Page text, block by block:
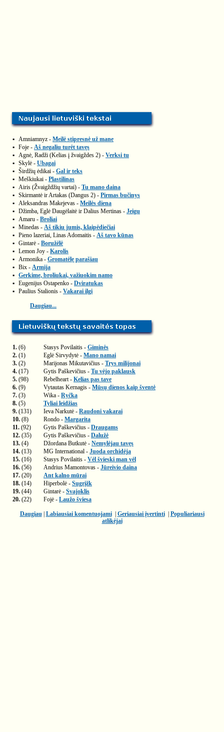
▪ Amniamnyz - Meilė stipresnė už mane
▪ Foje - Aš negaliu turėt tavęs
▪ Agnė, Radži (Kelias į žvaigždes 2) - Verksi tu
▪ Skylė - Ubagai
▪ Širdžių ėdikai - Gal ir teks
▪ Meškiukai - Plastilinas
▪ Airis (Žvaigždžių vartai) - Tu mano daina
▪ Skirmantė ir Artakas (Dangus 2) - Pirmas bučinys
▪ Aleksandras Makejevas - Meilės diena
▪ Džimba, Eglė Daugėlaitė ir Dalius Mertinas - Jeigu
▪ Amaru - Broliai
▪ Minedas - Aš tikiu jumis, klaipėdiečiai
▪ Pieno lazeriai, Linas Adomaitis - Aš tavo kūnas
▪ Gintarė - Boružėlė
▪ Lemon Joy - Karolis
▪ Armonika - Gromatėlę parašiau
▪ Bix - Armija
▪ Gerkime, broliukai, važiuokim namo
▪ Eugenijus Ostapenko - Dviratukas
▪ Paulius Stalionis - Vakarai ilgi
Daugiau...
1. (6) Stasys Povilaitis - Giminės
2. (1) Eglė Sirvydytė - Mano namai
3. (2) Marijonas Mikutavičius - Trys milijonai
4. (17) Gytis Paškevičius - Tu vėjo paklausk
5. (98) Rebelheart - Kelias pas tave
6. (9) Vytautas Kernagis - Mūsų dienos kaip šventė
7. (3) Wika - Ryčka
8. (5)
Tyliai leidžias
9. (131) Ieva Narkutė - Raudoni vakarai
10. (8) Rondo - Margarita
11. (92) Gytis Paškevičius - Draugams
12. (35) Gytis Paškevičius - Dalužė
13. (4) Džordana Butkutė - Nemylėjau tavęs
14. (13) MG International - Juoda orchidėja
15. (16) Stasys Povilaitis - Vėl švieski man vėl
16. (56) Andrius Mamontovas - Jūreivio daina
17. (20)
Ant kalno mūrai
18. (14) Hiperbolė - Sugrįžk
19. (44) Gintarė - Svajoklis
20. (22) Fojė - Laužo šviesa
Daugiau| Labiausiai komentuojami| Geriausiai įvertinti| Populiariausi
atlikėjai